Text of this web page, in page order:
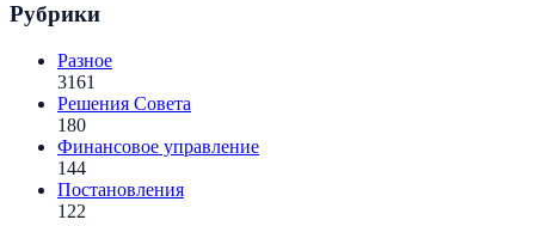
Рубрики
Разное
3161
Решения Совета
180
Финансовое управление
144
Постановления
122